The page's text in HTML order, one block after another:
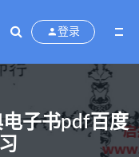
登录
子书pdf百度